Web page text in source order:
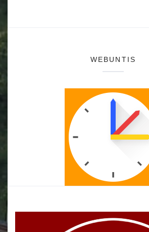
WEBUNTIS